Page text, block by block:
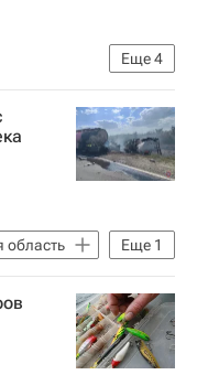
Еще4
Еще 1
область
Министерство внутренних дел РФ (МВД России)